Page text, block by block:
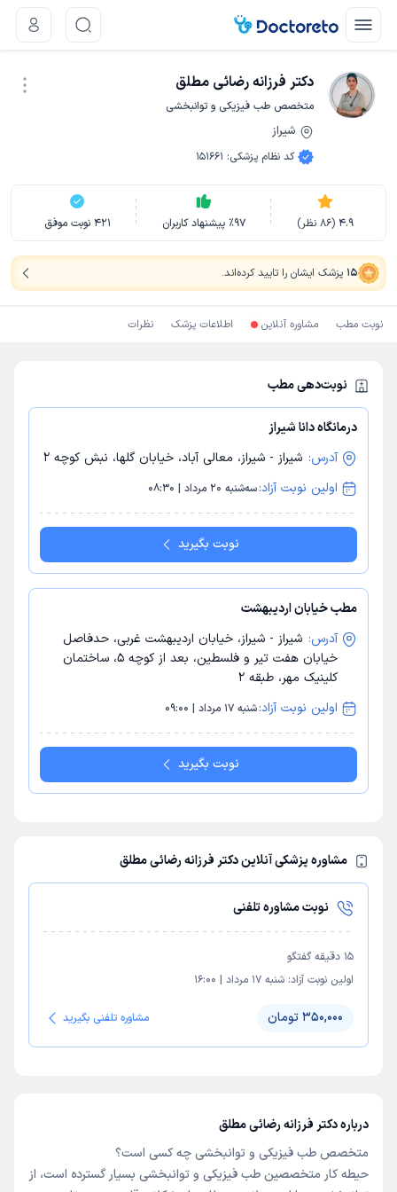
دکتر فرزانه رضائی مطلق
متخصص طب فیزیکی و توانبخشی
شیراز
کد نظام پزشکی:
151661
4.9
(
86 نظر) ٪97 پیشنهاد کاربران 421 نوبت موفق
15 پزشک ایشان را تایید کرده‌اند.
نوبت مطب مشاوره آنلاین اطلاعات پزشک نظرات
نوبت‌دهی مطب
درمانگاه دانا شیراز
آدرس: شیراز - شیراز، معالی آباد، خیابان گلها، نبش کوچه 2
اولین نوبت آزاد:سه‌شنبه 20 مرداد | 08:30
نوبت بگیرید
مطب خیابان اردیبهشت
آدرس: شیراز - شیراز، خیابان اردیبهشت غربی، حدفاصل
خیابان هفت تیر و فلسطین، بعد از کوچه 5، ساختمان
کلینیک مهر، طبقه 2
اولین نوبت آزاد:شنبه 17 مرداد | 09:00
نوبت بگیرید
مشاوره پزشکی آنلاین دکتر فرزانه رضائی مطلق
نوبت مشاوره تلفنی
15 دقیقه گفتگو
اولین نوبت آزاد: شنبه 17 مرداد |
16:00
350,000 تومان مشاوره تلفنی بگیرید
درباره دکتر فرزانه رضائی مطلق
متخصص طب فیزیکی و توانبخشی چه کسی است؟
حیطه کار متخصصین طب فیزیکی و توانبخشی بسیار گسترده است، از